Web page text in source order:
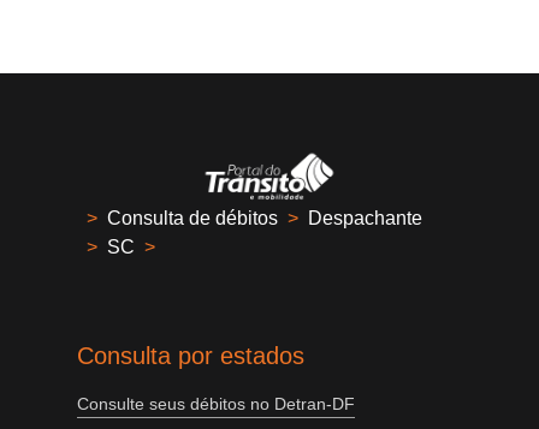
> Consulta de débitos > Despachante
> SC >
Consulta por estados
Consulte seus débitos no Detran-DF